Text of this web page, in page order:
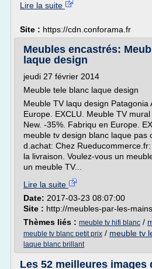
Lire la suite
Site : https://cdn.conforama.fr
Meubles encastrés:
laque design
jeudi 27 février 2014
Meuble tele blanc laque design
Meuble TV laqu design Patagonia
Europe. EXCLU. Meuble TV
New. -35%. Fabriqu en Europe.
meuble tv design blanc laque pas
d.achat: Chez
la livraison. Voulez-vous un
un meuble TV...
Lire la suite
Date: 2017-03-23 08:07:00
Site : http://meubles-par-les-
Thèmes liés : meuble tv hifi blanc /
meuble tv blanc petit prix / meuble tv
laque blanc brillant
Les 52 meilleures images